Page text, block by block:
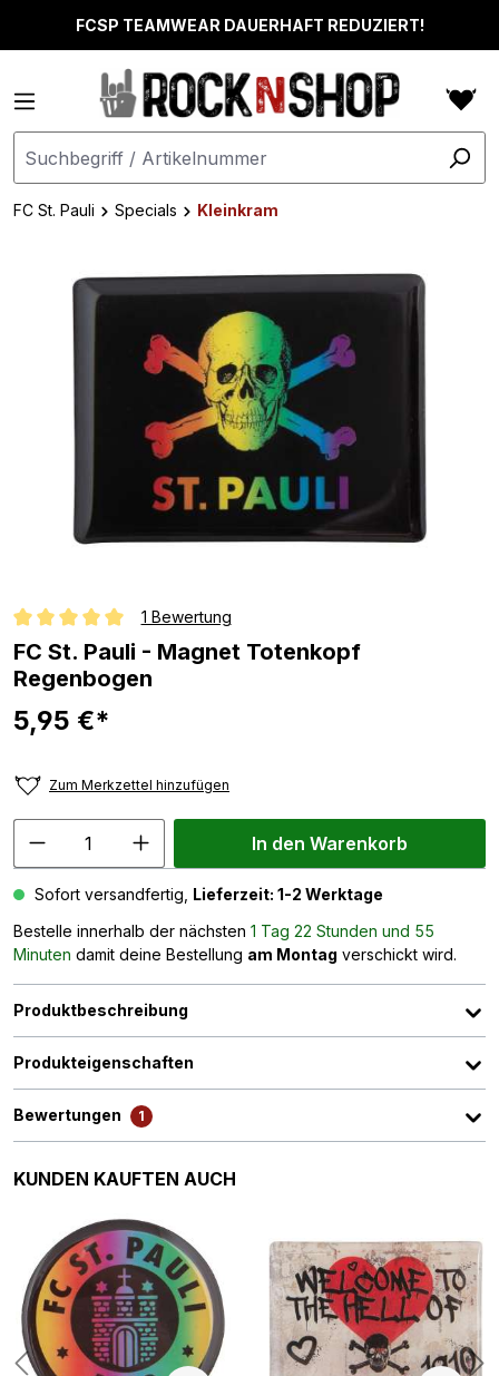
springenFCSP TEAMWEAR DAUERHAFT REDUZIERT!
FC St. Pauli Specials
Kleinkram
Durchschnittliche Bewertung von 5 von 5 Sternen
1 Bewertung
FC St. Pauli - Magnet Totenkopf
Regenbogen
5,95 €*
Zum Merkzettel hinzufügen
In den Warenkorb
Sofort versandfertig, Lieferzeit: 1-2 Werktage
Bestelle innerhalb der nächsten 1 Tag 22 Stunden und 55
Minuten damit deine Bestellung am Montag verschickt wird.
Produktbeschreibung
Produkteigenschaften
Bewertungen 1
Produktgalerie überspringen
KUNDEN KAUFTEN AUCH